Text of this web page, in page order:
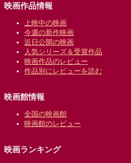
映画作品情報
上映中の映画
今週の新作映画
近日公開の映画
人気シリーズ＆受賞作品
映画作品のレビュー
作品別にレビューを読む
映画館情報
全国の映画館
映画館のレビュー
映画ランキング